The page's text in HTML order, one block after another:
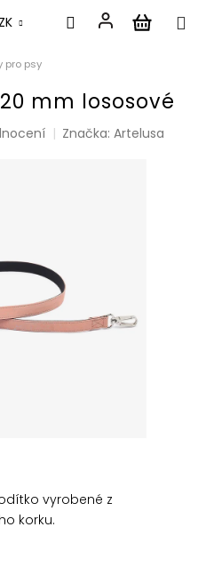
pro psy
mm lososové
Značka:Artelusa
vyrobené z
korku.